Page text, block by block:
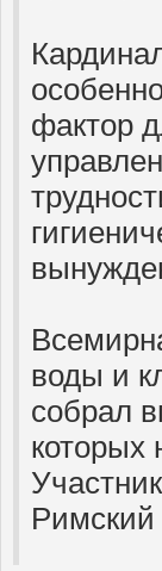
фактор
воды и
собрал
которых
Римский